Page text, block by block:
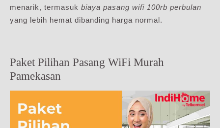
menarik, termasuk biaya pasang wifi 100rb perbulan
yang lebih hemat dibanding harga normal.
Paket Pilihan Pasang WiFi Murah
Pamekasan